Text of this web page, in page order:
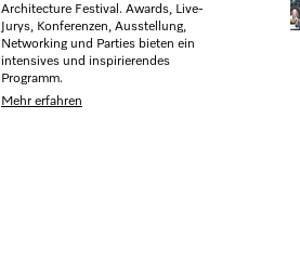
Architecture Festival. Awards, Live-
Jurys, Konferenzen, Ausstellung,
Networking und Parties bieten ein
intensives und inspirierendes
Programm.
Mehr erfahren